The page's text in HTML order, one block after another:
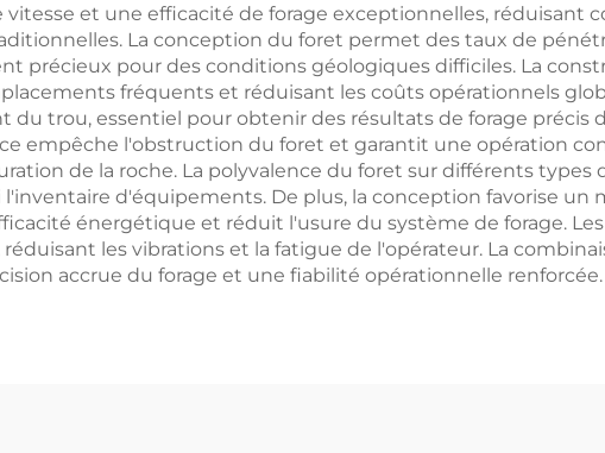
et une efficacité de forage exceptionnelles, réduisant
La conception du foret permet des taux de
précieux pour des conditions géologiques difficiles. La
fréquents et réduisant les coûts opérationnels
trou, essentiel pour obtenir des résultats de forage précis
empêche l'obstruction du foret et garantit une opération
de la roche. La polyvalence du foret sur différents
l'inventaire d'équipements. De plus, la conception favorise
énergétique et réduit l'usure du système de forage.
les vibrations et la fatigue de l'opérateur. La
accrue du forage et une fiabilité opérationnelle renforcée.